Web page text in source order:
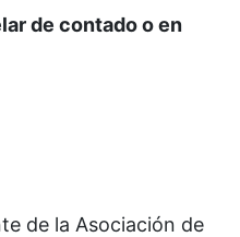
de contado o en
de la Asociación de